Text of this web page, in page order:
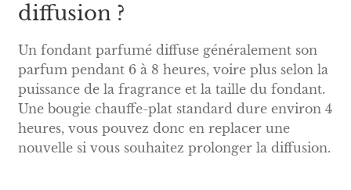
diffusion ?
Un fondant parfumé diffuse généralement son
parfum pendant 6 à 8 heures, voire plus selon la
puissance de la fragrance et la taille du fondant.
Une bougie chauffe-plat standard dure environ 4
heures, vous pouvez donc en replacer une
nouvelle si vous souhaitez prolonger la diffusion.